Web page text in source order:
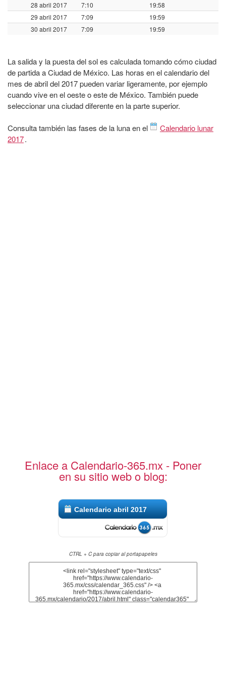
28 abril 2017
7:10
19:58
29 abril 2017
7:09
19:59
30 abril 2017
7:09 19:59
La salida y la puesta del sol es calculada tomando cómo ciudad
de partida a Ciudad de México. Las horas en el calendario del
mes de abril del 2017 pueden variar ligeramente, por ejemplo
cuando vive en el oeste o este de México. También puede
seleccionar una ciudad diferente en la parte superior.
Consulta también las fases de la luna en el
Calendario lunar
2017.
Enlace a Calendario-365.mx - Poner
en su sitio web o blog:
Calendario abril 2017
CTRL + C para copiar al portapapeles